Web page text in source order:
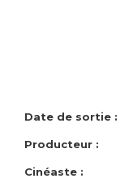
Date de sortie :
Producteur :
Cinéaste :